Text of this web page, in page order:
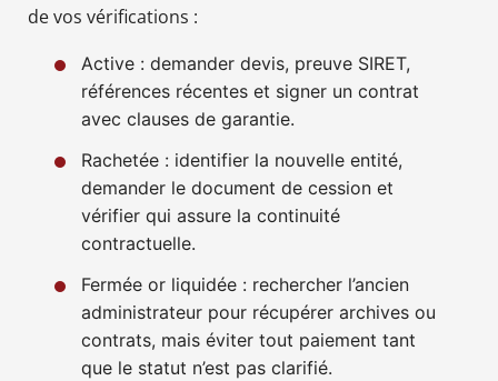
de vos vérifications :
Active : demander devis, preuve SIRET,
références récentes et signer un contrat
avec clauses de garantie.
Rachetée : identifier la nouvelle entité,
demander le document de cession et
vérifier qui assure la continuité
contractuelle.
Fermée or liquidée : rechercher l’ancien
administrateur pour récupérer archives ou
contrats, mais éviter tout paiement tant
que le statut n’est pas clarifié.